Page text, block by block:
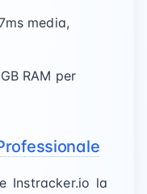
media,
RAM per
Instracker.io la